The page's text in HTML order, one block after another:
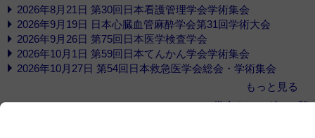
2026年8月21日 第30回日本看護管理学会学術集会
2026年9月19日 日本心臓血管麻酔学会第31回学術大会
2026年9月26日 第75回日本医学検査学会
2026年10月1日 第59回日本てんかん学会学術集会
2026年10月27日 第54回日本救急医学会総会・学術集会
もっと見る
学会カレンダー一覧